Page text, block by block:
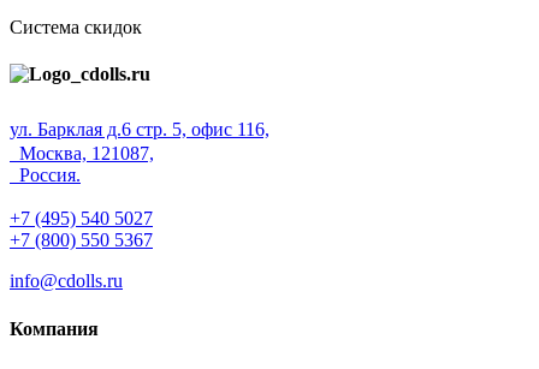
Система скидок
ул. Барклая д.6 стр. 5, офис 116,
Москва, 121087,
Россия.
+7 (495) 540 5027
+7 (800) 550 5367
info@cdolls.ru
Компания